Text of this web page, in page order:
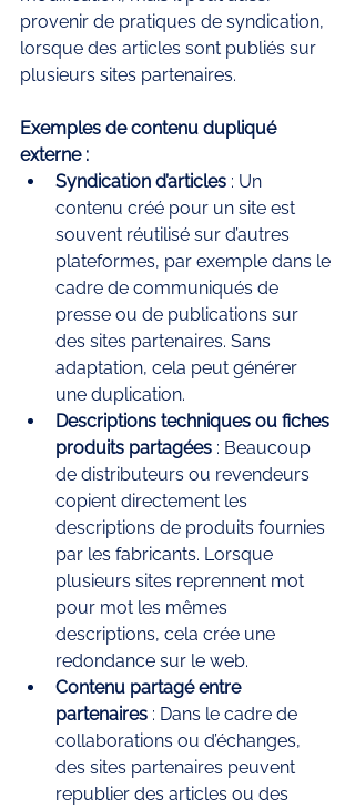
provenir de pratiques de syndication,
lorsque des articles sont publiés sur
plusieurs sites partenaires.
Exemples de contenu dupliqué
externe :
Syndication d’articles : Un
contenu créé pour un site est
souvent réutilisé sur d’autres
plateformes, par exemple dans le
cadre de communiqués de
presse ou de publications sur
des sites partenaires. Sans
adaptation, cela peut générer
une duplication.
Descriptions techniques ou fiches
produits partagées : Beaucoup
de distributeurs ou revendeurs
copient directement les
descriptions de produits fournies
par les fabricants. Lorsque
plusieurs sites reprennent mot
pour mot les mêmes
descriptions, cela crée une
redondance sur le web.
Contenu partagé entre
partenaires : Dans le cadre de
collaborations ou d’échanges,
des sites partenaires peuvent
republier des articles ou des